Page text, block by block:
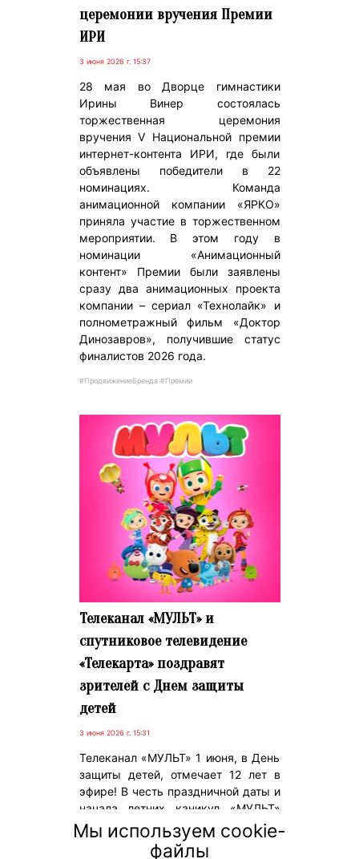
церемонии вручения Премии
ИРИ
3 июня 2026 г. 15:37
28 мая во Дворце гимнастики
Ирины Винер состоялась
торжественная церемония
вручения V Национальной премии
интернет-контента ИРИ, где были
объявлены победители в 22
номинациях. Команда
анимационной компании «ЯРКО»
приняла участие в торжественном
мероприятии. В этом году в
номинации «Анимационный
контент» Премии были заявлены
сразу два анимационных проекта
компании – сериал «Технолайк» и
полнометражный фильм «Доктор
Динозавров», получившие статус
финалистов 2026 года.
#ПродвижениеБренда #Премии
Телеканал «МУЛЬТ» и
спутниковое телевидение
«Телекарта» поздравят
зрителей с Днем защиты
детей
3 июня 2026 г. 15:31
Телеканал «МУЛЬТ» 1 июня, в День
защиты детей, отмечает 12 лет в
эфире! В честь праздничной даты и
начала летних каникул «МУЛЬТ»
вместе со спутниковым
телевидением «Телекарта» (ГК
Мы используем cookie-
файлы